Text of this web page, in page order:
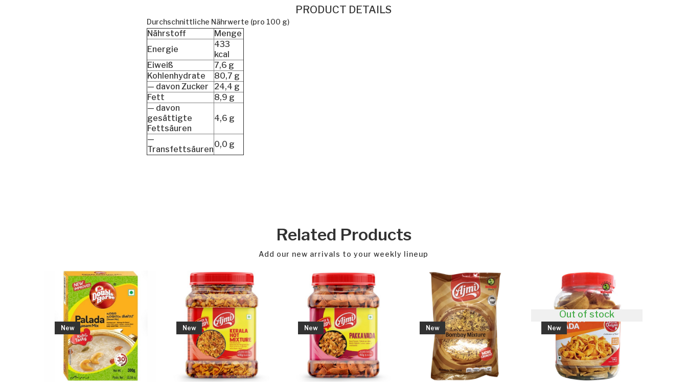
PRODUCT DETAILS
Durchschnittliche Nährwerte (pro 100 g)
Nährstoff
Menge
Energie
433
kcal
Eiweiß
7,6 g
Kohlenhydrate
80,7 g
— davon Zucker
24,4 g
Fett
8,9 g
— davon
gesättigte
Fettsäuren
4,6 g
—
Transfettsäuren
0,0 g
Related Products
Add our new arrivals to your weekly lineup
Out of stock